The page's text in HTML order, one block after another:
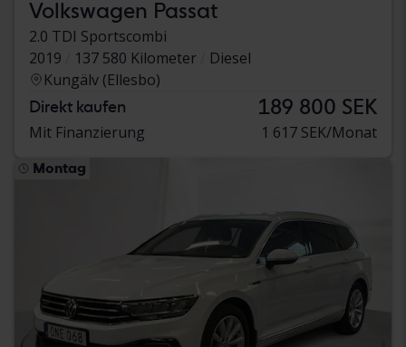
Volkswagen Passat
2.0 TDI Sportscombi
2019
137 580 Kilometer
Diesel
Kungälv (Ellesbo)
Direkt kaufen 189 800 SEK
Mit Finanzierung 1 617 SEK/Monat
Montag